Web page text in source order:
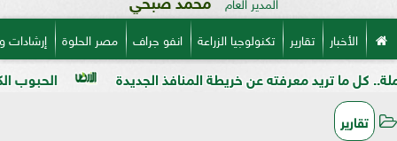
الأخبار تقارير تكنولوجيا الزراعة انفو جراف مصر الحلوة
الحبوب الكاملة معرفته عن خريطة المنافذ الجديدة
تقارير